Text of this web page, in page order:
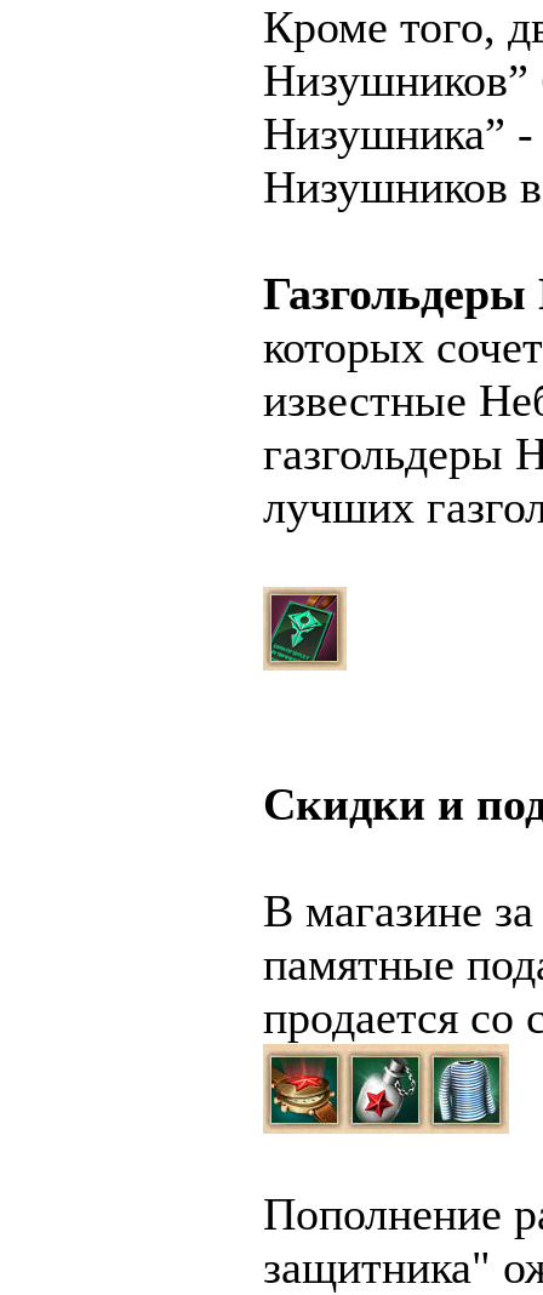
Кроме того,
Низушников”
Низушника” -
Низушников
которых
известные
газгольдеры
лучших
Скидки и
В магазине
памятные
продается со
Пополнение
защитника"